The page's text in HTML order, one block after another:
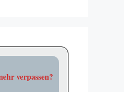
verpassen?